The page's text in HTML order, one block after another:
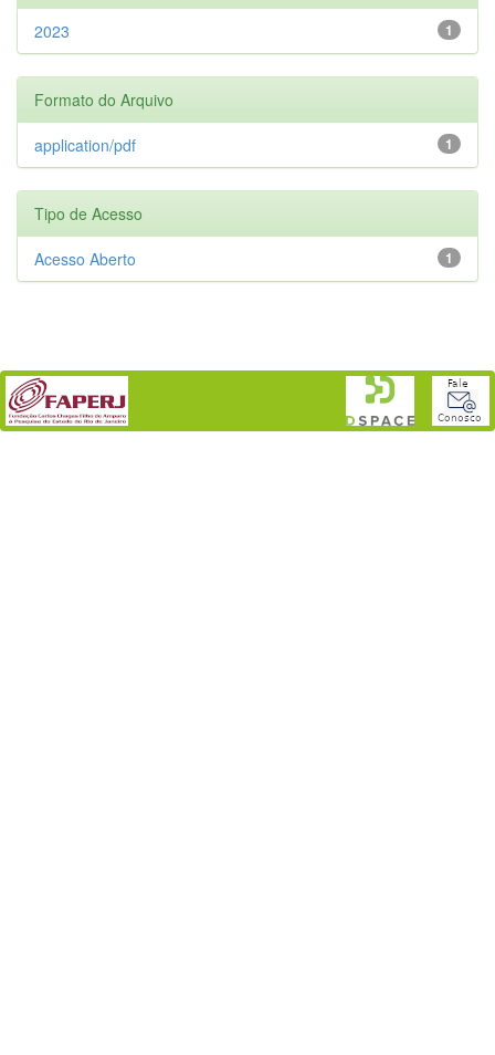
1
2023
Formato do Arquivo
1
application/pdf
Tipo de Acesso
1
Acesso Aberto